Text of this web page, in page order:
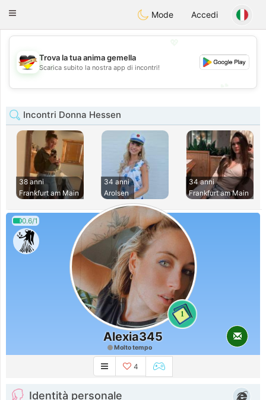
DeutschDating
Toggle
Mode Accedi
💖
💕
Trova la tua anima gemella
Scarica subito la nostra app di incontri!
Incontri Donna Hessen
38 anni
Frankfurt am Main
34 anni
Arolsen
34 anni
Frankfurt am Main
0.6/1
1
Alexia345
Molto tempo
4
Identità personale